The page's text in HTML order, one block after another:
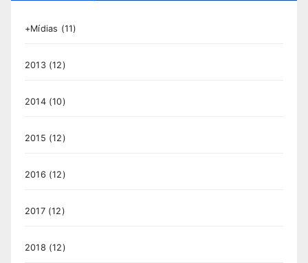
+Mídias (11)
2013(12)
2014(10)
2015 (12)
2016 (12)
2017(12)
2018 (12)